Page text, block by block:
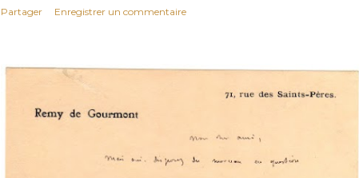
Partager Enregistrer un commentaire